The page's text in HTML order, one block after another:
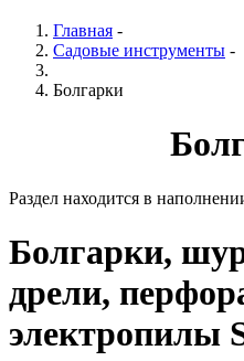
Главная -
Садовые инструменты -
Болгарки
Раздел находится в
Болгарки,
дрели,
электропилы